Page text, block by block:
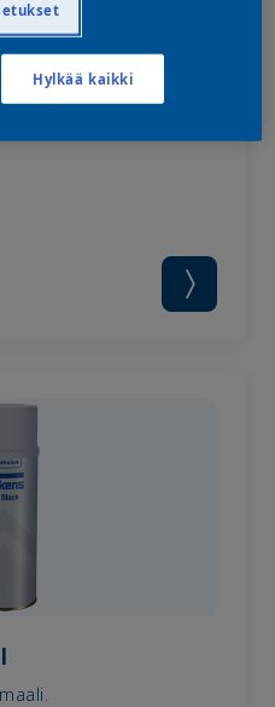
pakettiautoihin.
Hylkää kaikki